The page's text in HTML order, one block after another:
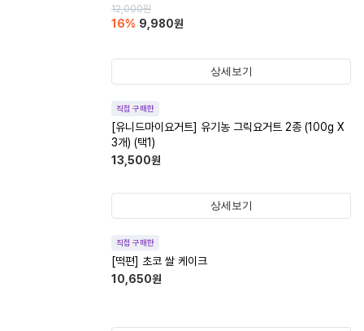
12,000원
16% 9,980원
상세보기
직접 구매한
[유니드마이요거트] 유기농 그릭요거트 2종 (100g X
3개) (택1)
13,500원
상세보기
직접 구매한
[떡편] 초코 쌀 케이크
10,650원